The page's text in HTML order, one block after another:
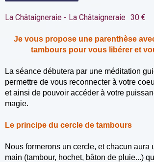
La Châtaigneraie - La Châtaigneraie 30 €
Je vous propose une parenthèse
tambours pour vous libérer et
La séance débutera par une méditation
permettre de vous reconnecter à votre
et ainsi de pouvoir accéder à votre
magie.
Le principe du cercle de tambours
Nous formerons un cercle, et chacun aura
main (tambour, hochet, bâton de pluie...)